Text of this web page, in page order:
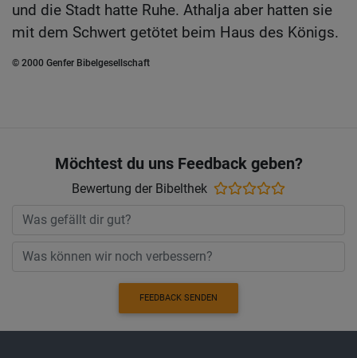
und die Stadt hatte Ruhe. Athalja aber hatten sie
mit dem Schwert getötet beim Haus des Königs.
© 2000 Genfer Bibelgesellschaft
Möchtest du uns Feedback geben?
Bewertung der Bibelthek
FEEDBACK SENDEN